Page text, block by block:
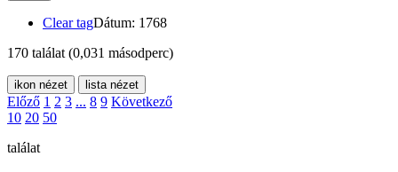
Clear tagDátum: 1768
170 találat (0,031 másodperc)
ikon nézet lista nézet
Előző 1 2 3 ... 8 9 Következő
10 20 50
találat